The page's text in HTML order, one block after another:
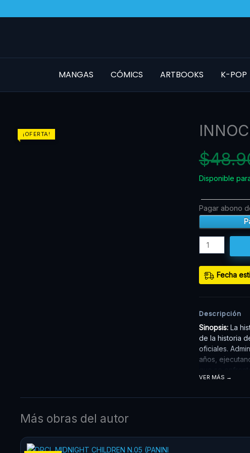
MANGAS CÓMICS ARTBOOKS K-POP
al
¡OFERTA!
$
Disponible
Pagar abono
INNOCENT
(IVREA
ARG)
cantidad
Fecha
Descripción
Sinopsis: La
de la historia
oficiales.
años,
que se
VER MÁS
Más obras del autor